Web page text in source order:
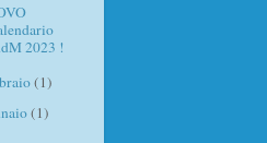
2023 !
(1)
(1)